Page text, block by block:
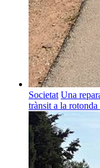
Societat Una
trànsit a la